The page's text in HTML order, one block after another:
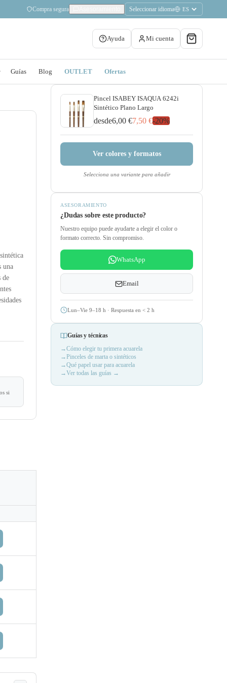
Compra segura Seleccionar idioma
Ayuda Mi cuenta
Guías Blog OUTLET Ofertas
una
de
si
Pincel ISABEY ISAQUA 6242i
Sintético Plano Largo
desde6,00 €7,50 €-20%
Ver colores y formatos
Selecciona una variante para añadir
ASESORAMIENTO
¿Dudas sobre este producto?
Nuestro equipo puede ayudarte a elegir el color o
formato correcto. Sin compromiso.
WhatsApp
Email
Lun–Vie 9–18 h · Respuesta en < 2 h
Guías y técnicas
Cómo elegir tu primera acuarela
Pinceles de marta o sintéticos
Qué papel usar para acuarela
Ver todas las guías →